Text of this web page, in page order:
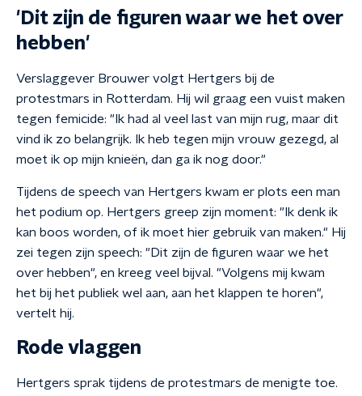
'Dit zijn de figuren waar we het over
hebben'
Verslaggever Brouwer volgt Hertgers bij de
protestmars in Rotterdam. Hij wil graag een vuist maken
tegen femicide: "Ik had al veel last van mijn rug, maar dit
vind ik zo belangrijk. Ik heb tegen mijn vrouw gezegd, al
moet ik op mijn knieën, dan ga ik nog door."
Tijdens de speech van Hertgers kwam er plots een man
het podium op. Hertgers greep zijn moment: "Ik denk ik
kan boos worden, of ik moet hier gebruik van maken." Hij
zei tegen zijn speech: "Dit zijn de figuren waar we het
over hebben", en kreeg veel bijval. "Volgens mij kwam
het bij het publiek wel aan, aan het klappen te horen",
vertelt hij.
Rode vlaggen
Hertgers sprak tijdens de protestmars de menigte toe.